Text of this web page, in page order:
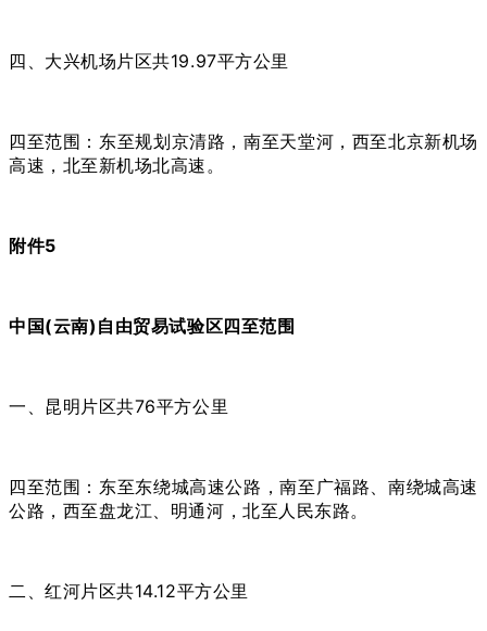
四、大兴机场片区共19.97平方公里
四至范围：东至规划京清路，南至天堂河，西至北京新机场
高速，北至新机场北高速。
附件5
中国(云南)自由贸易试验区四至范围
一、昆明片区共76平方公里
四至范围：东至东绕城高速公路，南至广福路、南绕城高速
公路，西至盘龙江、明通河，北至人民东路。
二、红河片区共14.12平方公里